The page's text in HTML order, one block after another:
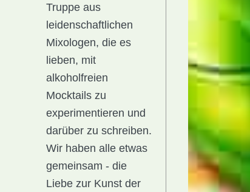
Truppe aus
leidenschaftlichen
Mixologen, die es
lieben, mit
alkoholfreien
Mocktails zu
experimentieren und
darüber zu schreiben.
Wir haben alle etwas
gemeinsam - die
Liebe zur Kunst der